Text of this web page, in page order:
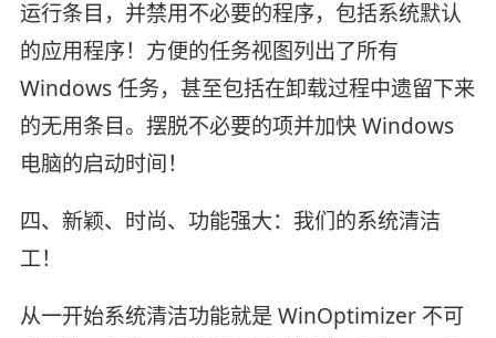
运行条目，并禁用不必要的程序，包括系统默认
的应用程序！方便的任务视图列出了所有
Windows 任务，甚至包括在卸载过程中遗留下来
的无用条目。摆脱不必要的项并加快 Windows
电脑的启动时间！
四、新颖、时尚、功能强大：我们的系统清洁
工！
从一开始系统清洁功能就是 WinOptimizer 不可